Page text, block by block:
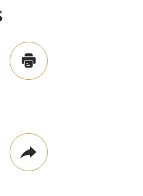
Imprimer
Plus
de